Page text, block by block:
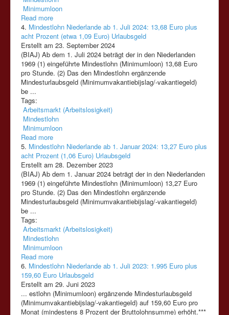
Minimumloon
Read more
4. Mindestlohn Niederlande ab 1. Juli 2024: 13,68 Euro plus
acht Prozent (etwa 1,09 Euro) Urlaubsgeld
Erstellt am 23. September 2024
(BIAJ) Ab dem 1. Juli 2024 beträgt der in den Niederlanden
1969 (1) eingeführte Mindestlohn (Minimumloon) 13,68 Euro
pro Stunde. (2) Das den Mindestlohn ergänzende
Mindesturlaubsgeld (Minimumvakantiebijslag/-vakantiegeld)
be ...
Tags:
Arbeitsmarkt (Arbeitslosigkeit)
Mindestlohn
Minimumloon
Read more
5. Mindestlohn Niederlande ab 1. Januar 2024: 13,27 Euro plus
acht Prozent (1,06 Euro) Urlaubsgeld
Erstellt am 28. Dezember 2023
(BIAJ) Ab dem 1. Januar 2024 beträgt der in den Niederlanden
1969 (1) eingeführte Mindestlohn (Minimumloon) 13,27 Euro
pro Stunde. (2) Das den Mindestlohn ergänzende
Mindesturlaubsgeld (Minimumvakantiebijslag/-vakantiegeld)
be ...
Tags:
Arbeitsmarkt (Arbeitslosigkeit)
Mindestlohn
Minimumloon
Read more
6. Mindestlohn Niederlande ab 1. Juli 2023: 1.995 Euro plus
159,60 Euro Urlaubsgeld
Erstellt am 29. Juni 2023
... estlohn (Minimumloon) ergänzende Mindesturlaubsgeld
(Minimumvakantiebijslag/-vakantiegeld) auf 159,60 Euro pro
Monat (mindestens 8 Prozent der Bruttolohnsumme) erhöht.***